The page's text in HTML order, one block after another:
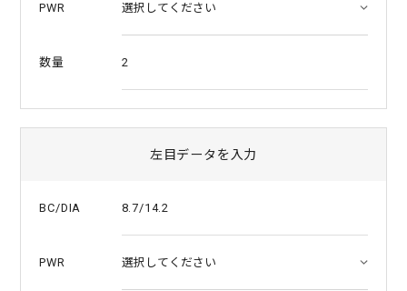
PWR
数量 2
左目データを入力
BC/DIA 8.7/14.2
PWR